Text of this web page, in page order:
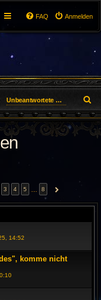
Anmelden
FAQ
Unbeantwortete Themen
u
c
3 4 5 8 NÄCHSTE
14:52
komme nicht